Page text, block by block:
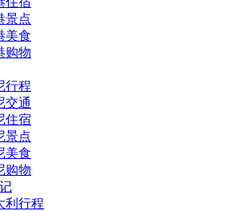
景点
美食
购物
行程
交通
住宿
景点
美食
购物
利行程